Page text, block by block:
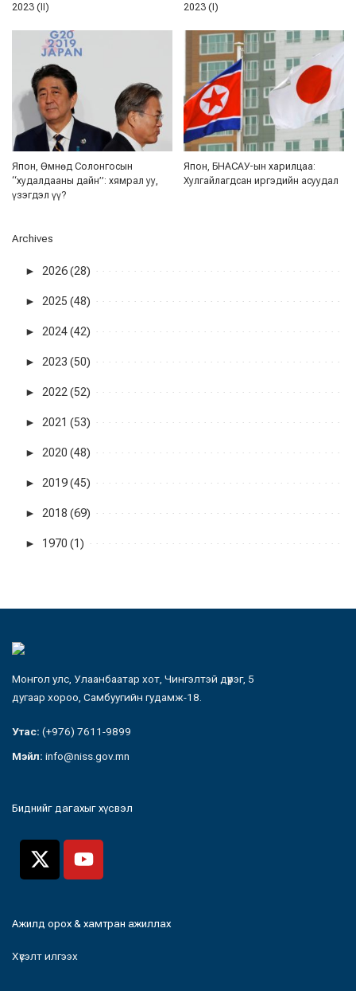
2023 (II)
2023 (I)
Япон, Өмнөд Солонгосын
“худалдааны дайн”: хямрал уу,
үзэгдэл үү?
Япон, БНАСАУ-ын харилцаа:
Хулгайлагдсан иргэдийн асуудал
Archives
► 2026 (28)
► 2025 (48)
► 2024 (42)
► 2023 (50)
► 2022 (52)
► 2021 (53)
► 2020 (48)
► 2019 (45)
► 2018 (69)
► 1970 (1)
Монгол улс, Улаанбаатар хот, Чингэлтэй дүүрэг, 5
дугаар хороо, Самбуугийн гудамж-18.
Утас: (+976) 7611-9899
Мэйл: info@niss.gov.mn
Биднийг дагахыг хүсвэл
Ажилд орох & хамтран ажиллах
Хүсэлт илгээх